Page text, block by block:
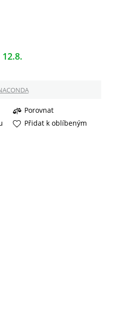
Porovnat
Přidat k oblíbeným